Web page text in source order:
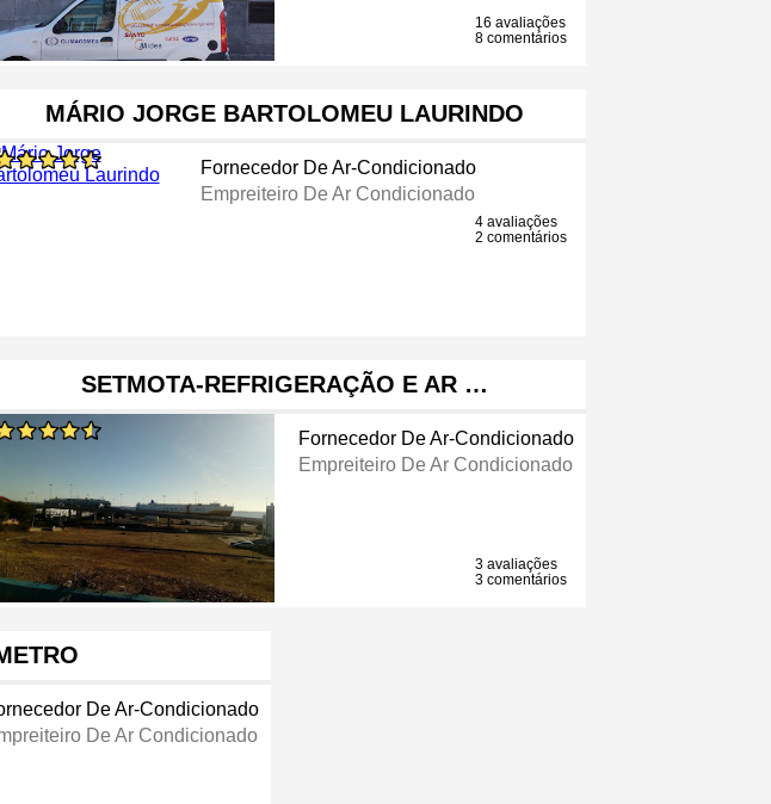
16 avaliações
8 comentários
MÁRIO JORGE BARTOLOMEU LAURINDO
Fornecedor De Ar-Condicionado
Empreiteiro De Ar Condicionado
4 avaliações
2 comentários
SETMOTA-REFRIGERAÇÃO E AR …
Fornecedor De Ar-Condicionado
Empreiteiro De Ar Condicionado
3 avaliações
3 comentários
De Ar-Condicionado
De Ar Condicionado